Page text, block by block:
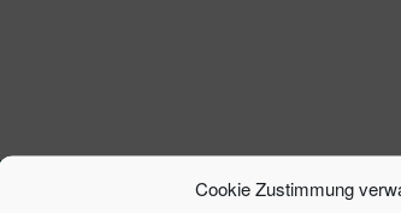
Cookie Zustimmung